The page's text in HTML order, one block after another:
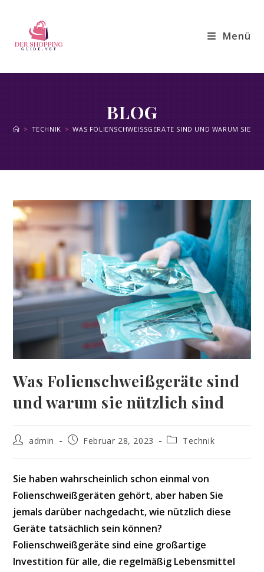
springen
Menü
BLOG
> TECHNIK > WAS FOLIENSCHWEISSGERÄTE SIND UND WARUM SIE
Was Folienschweißgeräte sind
und warum sie nützlich sind
Beitrags-
admin
BeitragFebruar 28, 2023
Beitrags-
Technik
Sie haben wahrscheinlich schon einmal von
Folienschweißgeräten gehört, aber haben Sie
jemals darüber nachgedacht, wie nützlich diese
Geräte tatsächlich sein können?
Folienschweißgeräte sind eine großartige
Investition für alle, die regelmäßig Lebensmittel